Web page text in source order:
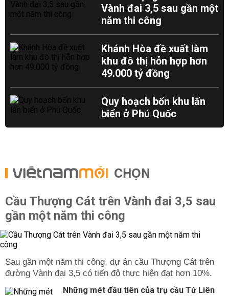
Vành đai 3,5 sau gần một
năm thi công
Khánh Hòa đề xuất làm
khu đô thị hỗn hợp hơn
49.000 tỷ đồng
Quy hoạch bốn khu lấn
biển ở Phú Quốc
CHỌN
Cầu Thượng Cát trên Vành đai 3,5 sau
gần một năm thi công
Sau gần một năm thi công, dự án cầu Thượng Cát trên
đường Vành đai 3,5 có tiến độ thực hiện đạt hơn 10%.
Những mét đầu tiên của trụ cầu Tứ Liên